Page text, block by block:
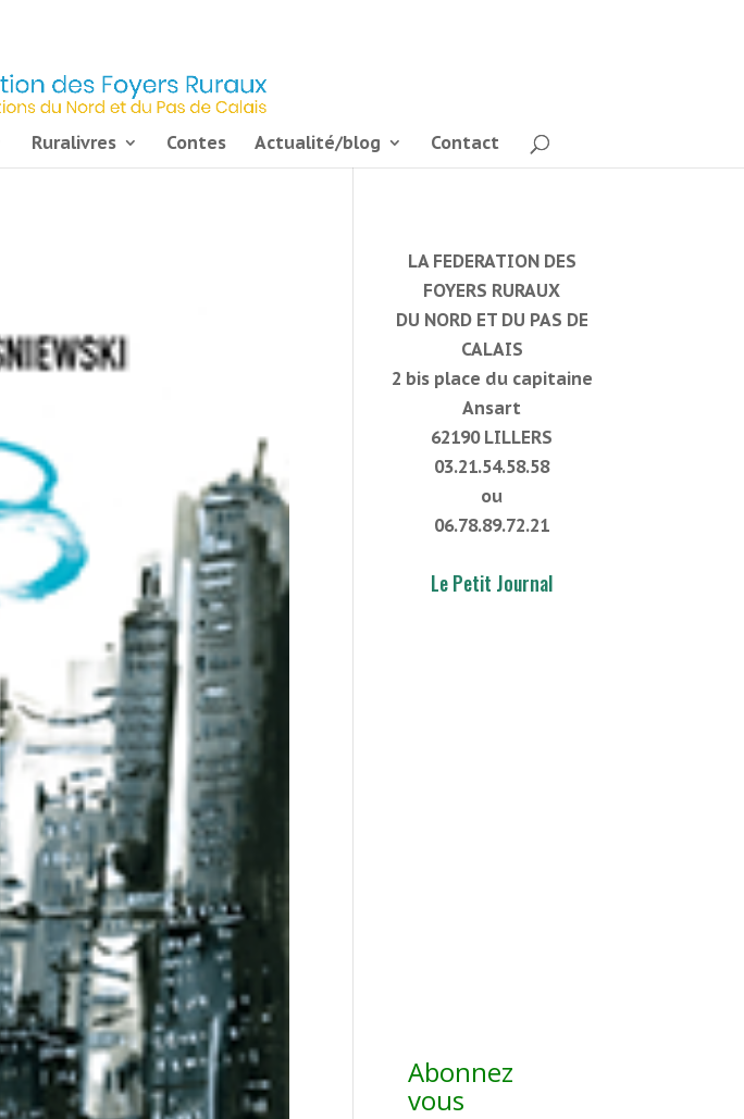
Ruralivres Contes Actualité/blog Contact
LA FEDERATION DES
FOYERS RURAUX
DU NORD ET DU PAS DE
CALAIS
2 bis place du capitaine
Ansart
62190 LILLERS
03.21.54.58.58
ou
06.78.89.72.21
Le Petit Journal
Abonnez
vous